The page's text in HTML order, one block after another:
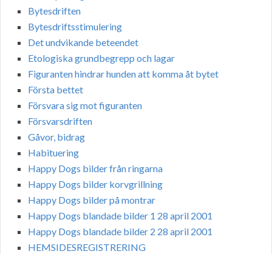
Bytesdriften
Bytesdriftsstimulering
Det undvikande beteendet
Etologiska grundbegrepp och lagar
Figuranten hindrar hunden att komma åt bytet
Första bettet
Försvara sig mot figuranten
Försvarsdriften
Gåvor, bidrag
Habituering
Happy Dogs bilder från ringarna
Happy Dogs bilder korvgrillning
Happy Dogs bilder på montrar
Happy Dogs blandade bilder 1 28 april 2001
Happy Dogs blandade bilder 2 28 april 2001
HEMSIDESREGISTRERING